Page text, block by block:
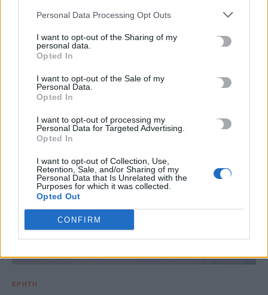
Personal Data Processing Opt Outs
I want to opt-out of the Sharing of my
personal data.
Opted In
I want to opt-out of the Sale of my
Personal Data.
Opted In
I want to opt-out of processing my
Personal Data for Targeted Advertising.
Opted In
I want to opt-out of Collection, Use,
Retention, Sale, and/or Sharing of my
Personal Data that Is Unrelated with the
Purposes for which it was collected.
Opted Out
CONFIRM
ΣΧΕΤΙΚΆ ΆΡΘΡΑ
ΚΡΗΤΗ